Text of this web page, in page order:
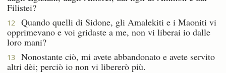
Filistei?
12
Quando quelli di Sidone, gli Amalekiti e i Maoniti vi
opprimevano e voi gridaste a me, non vi liberai io dalle
loro mani?
13
Nonostante ciò, mi avete abbandonato e avete servito
altri dèi; perciò io non vi libererò più.